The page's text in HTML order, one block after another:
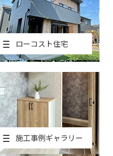
ローコスト住宅
施工事例ギャラリー